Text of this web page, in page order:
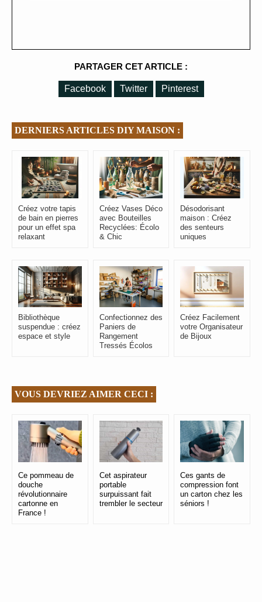
PARTAGER CET ARTICLE :
Facebook Twitter Pinterest
DERNIERS ARTICLES DIY MAISON :
Créez votre tapis
de bain en pierres
pour un effet spa
relaxant
Créez Vases Déco
avec Bouteilles
Recyclées: Écolo
& Chic
Désodorisant
maison : Créez
des senteurs
uniques
Bibliothèque
suspendue : créez
espace et style
Confectionnez des
Paniers de
Rangement
Tressés Écolos
Créez Facilement
votre Organisateur
de Bijoux
VOUS DEVRIEZ AIMER CECI :
Ce pommeau de
douche
révolutionnaire
cartonne en
France !
Cet aspirateur
portable
surpuissant fait
trembler le secteur
Ces gants de
compression font
un carton chez les
séniors !